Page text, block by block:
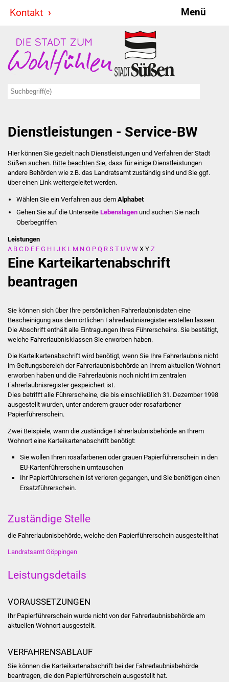
Kontakt Menü
Stadt & Politik
Bürgermeister
Ausschüsse
Ratsinformationssystem
Jugendbeirat
Summerrockfestival
Stadtverwaltung
Stellenangebote
Veröffentlichungen
Ortsrecht
Wahlen
Stadtinfo
Projekte
Sanierung Bizethalle
Dienstleistungen - Service-BW
Hier können Sie gezielt nach Dienstleistungen und Verfahren der Stadt
Süßen suchen. Bitte beachten Sie, dass für einige Dienstleistungen
andere Behörden wie z.B. das Landratsamt zuständig sind und Sie ggf.
über einen Link weitergeleitet werden.
Wählen Sie ein Verfahren aus dem Alphabet
Gehen Sie auf die UnterseiteLebenslagen und suchen Sie nach
Oberbegriffen
Leistungen
A B C D E F G H I J K L M N O P Q R S T U V W X Y Z
Eine Karteikartenabschrift
beantragen
Sie können sich über Ihre persönlichen Fahrerlaubnisdaten eine
Bescheinigung aus dem örtlichen Fahrerlaubnisregistererstellen lassen.
Die Abschrift enthält alle Eintragungen Ihres Führerscheins. Sie bestätigt,
welche Fahrerlaubnisklassen Sie erworben haben.
Die Karteikartenabschrift wird benötigt, wenn Sie Ihre Fahrerlaubnis nicht
im Geltungsbereich der Fahrerlaubnisbehörde an Ihrem aktuellen Wohnort
erworben haben und die Fahrerlaubnis noch nicht im zentralen
Fahrerlaubnisregister gespeichert ist.
Dies betrifft alle Führerscheine, die bis einschließlich 31. Dezember 1998
ausgestellt wurden, unter anderem grauer oder rosafarbener
Papierführerschein.
Zwei Beispiele, wann die zuständige Fahrerlaubnisbehörde an Ihrem
Wohnort eine Karteikartenabschrift benötigt:
Sie wollen Ihren rosafarbenen oder grauen Papierführerschein in den
EU-Kartenführerschein umtauschen
Ihr Papierführerschein ist verloren gegangen, und Sie benötigen einen
Ersatzführerschein.
Zuständige Stelle
die Fahrerlaubnisbehörde, welche den Papierführerschein ausgestellt hat
Landratsamt Göppingen
Leistungsdetails
VORAUSSETZUNGEN
Ihr Papierführerschein wurde nicht von der Fahrerlaubnisbehörde am
aktuellen Wohnort ausgestellt.
VERFAHRENSABLAUF
Sie können die Karteikartenabschrift bei der Fahrerlaubnisbehörde
beantragen, die den Papierführerschein ausgestellt hat.